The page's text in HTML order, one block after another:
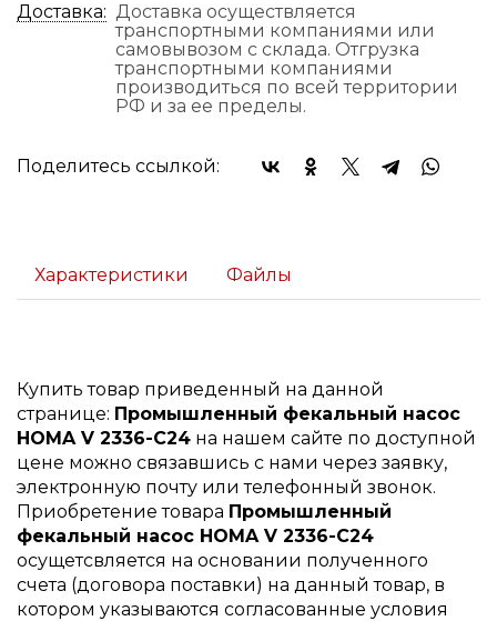
Доставка: Доставка осуществляется
транспортными компаниями или
самовывозом с склада. Отгрузка
транспортными компаниями
производиться по всей территории
РФ и за ее пределы.
Поделитесь ссылкой:
Характеристики Файлы
Купить товар приведенный на данной
странице: Промышленный фекальный насос
HOMA V 2336-C24 на нашем сайте по доступной
цене можно связавшись с нами через заявку,
электронную почту или телефонный звонок.
Приобретение товара Промышленный
фекальный насос HOMA V 2336-C24
осущетсвляется на основании полученного
счета (договора поставки) на данный товар, в
котором указываются согласованные условия